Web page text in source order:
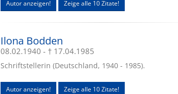
Autor anzeigen! Zeige alle 10 Zitate!
Ilona Bodden
08.02.1940 - † 17.04.1985
Schriftstellerin (Deutschland, 1940 - 1985).
Autor anzeigen! Zeige alle 10 Zitate!